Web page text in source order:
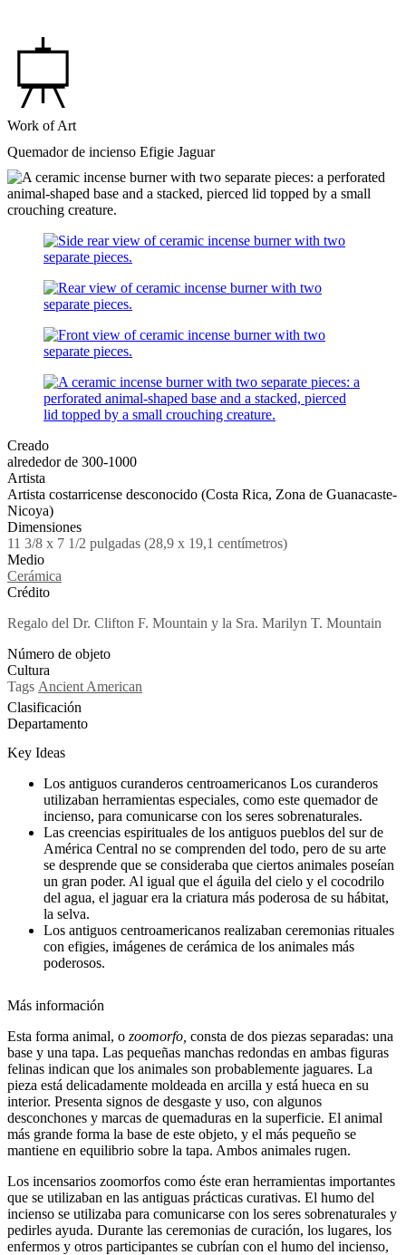
Work of Art
Quemador de incienso Efigie Jaguar
Creado
alrededor de 300-1000
Artista
Artista costarricense desconocido (Costa Rica, Zona de Guanacaste-
Nicoya)
Dimensiones
11 3/8 x 7 1/2 pulgadas (28,9 x 19,1 centímetros)
Medio
Cerámica
Crédito
Regalo del Dr. Clifton F. Mountain y la Sra. Marilyn T. Mountain
Número de objeto
Cultura
Tags Ancient American
Clasificación
Departamento
Key Ideas
Los antiguos curanderos centroamericanos Los curanderos
utilizaban herramientas especiales, como este quemador de
incienso, para comunicarse con los seres sobrenaturales.
Las creencias espirituales de los antiguos pueblos del sur de
América Central no se comprenden del todo, pero de su arte
se desprende que se consideraba que ciertos animales poseían
un gran poder. Al igual que el águila del cielo y el cocodrilo
del agua, el jaguar era la criatura más poderosa de su hábitat,
la selva.
Los antiguos centroamericanos realizaban ceremonias rituales
con efigies, imágenes de cerámica de los animales más
poderosos.
Más información
Esta forma animal, o zoomorfo, consta de dos piezas separadas: una
base y una tapa. Las pequeñas manchas redondas en ambas figuras
felinas indican que los animales son probablemente jaguares. La
pieza está delicadamente moldeada en arcilla y está hueca en su
interior. Presenta signos de desgaste y uso, con algunos
desconchones y marcas de quemaduras en la superficie. El animal
más grande forma la base de este objeto, y el más pequeño se
mantiene en equilibrio sobre la tapa. Ambos animales rugen.
Los incensarios zoomorfos como éste eran herramientas importantes
que se utilizaban en las antiguas prácticas curativas. El humo del
incienso se utilizaba para comunicarse con los seres sobrenaturales y
pedirles ayuda. Durante las ceremonias de curación, los lugares, los
enfermos y otros participantes se cubrían con el humo del incienso,